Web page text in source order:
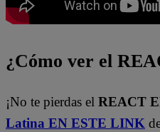
¿Cómo ver el
¡No te pierdas el REACT
Latina EN ESTE LINK